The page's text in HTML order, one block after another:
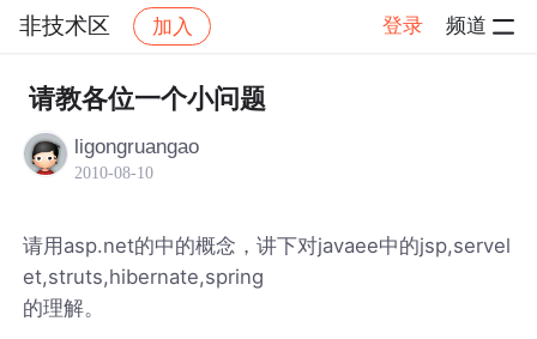
非技术区 加入 登录 频道
社区 非技术区 帖子详情
请教各位一个小问题
ligongruangao
2010-08-10
请用asp.net的中的概念，讲下对javaee中的jsp,servel
et,struts,hibernate,spring
的理解。